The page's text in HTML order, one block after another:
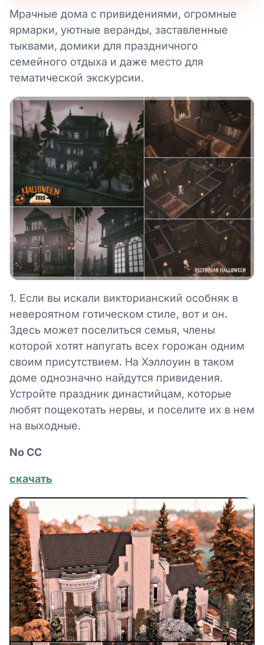
Мрачные дома с привидениями, огромные
ярмарки, уютные веранды, заставленные
тыквами, домики для праздничного
семейного отдыха и даже место для
тематической экскурсии.
1. Если вы искали викторианский особняк в
невероятном готическом стиле, вот и он.
Здесь может поселиться семья, члены
которой хотят напугать всех горожан одним
своим присутствием. На Хэллоуин в таком
доме однозначно найдутся привидения.
Устройте праздник династийцам, которые
любят пощекотать нервы, и поселите их в нем
на выходные.
No СС
скачать